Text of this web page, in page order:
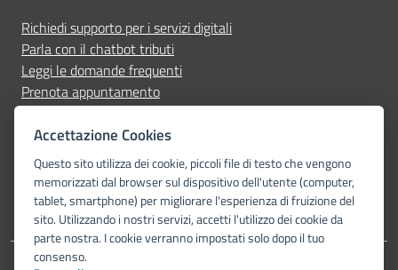
Richiedi supporto per i servizi digitali
Parla con il chatbot tributi
Leggi le domande frequenti
Prenota appuntamento
Segnala disservizio
Seguici su
Accettazione Cookies
Questo sito utilizza dei cookie, piccoli file di testo che vengono
memorizzati dal browser sul dispositivo dell'utente (computer,
tablet, smartphone) per migliorare l'esperienza di fruizione del
sito. Utilizzando i nostri servizi, accetti l'utilizzo dei cookie da
parte nostra. I cookie verranno impostati solo dopo il tuo
consenso.